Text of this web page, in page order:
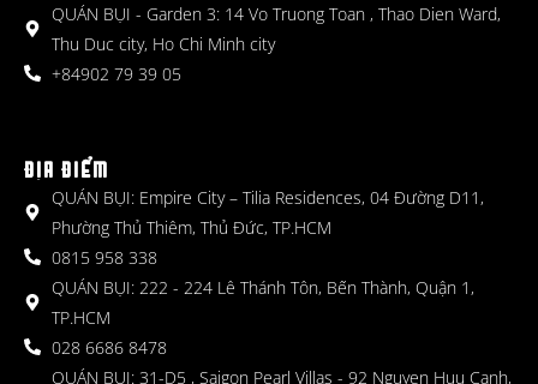
QUÁN BỤI - Garden 3: 14 Vo Truong Toan , Thao Dien Ward,
Thu Duc city, Ho Chi Minh city
+84902 79 39 05
ĐỊA ĐIỂM
QUÁN BỤI: Empire City – Tilia Residences, 04 Đường D11,
Phường Thủ Thiêm, Thủ Đức, TP.HCM
0815 958 338
QUÁN BỤI: 222 - 224 Lê Thánh Tôn, Bến Thành, Quận 1,
TP.HCM
028 6686 8478
QUÁN BỤI: 31-D5 , Saigon Pearl Villas - 92 Nguyen Huu Canh,